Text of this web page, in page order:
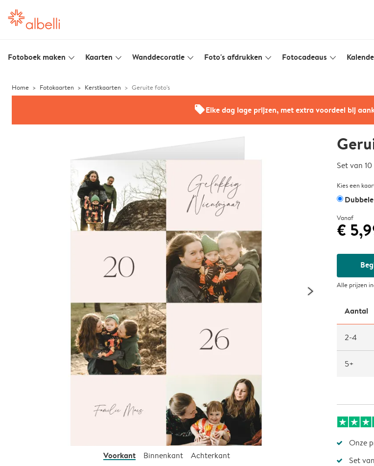
Fotoboek maken slim_arrow_down Kaarten slim_arrow_down Wanddecoratie slim_arrow_down Foto's afdrukken slim_arrow_down Fotocadeaus slim_arrow_down
Home Fotokaarten Kerstkaarten Geruite foto's
offersElke dag lage prijzen, met extra voordeel bij
Voorkant Binnenkant Achterkant
Set van
Kies een
Vanaf
€
Alle prijzen
Aantal
2-4
5+
Onze
Set